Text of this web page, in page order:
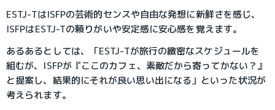
ESTJ-TはISFPの芸術的センスや自由な発想に新鮮さを感じ、
ISFPはESTJ-Tの頼りがいや安定感に安心感を覚えます。
あるあるとしては、「ESTJ-Tが旅行の緻密なスケジュールを
組むが、ISFPが『ここのカフェ、素敵だから寄ってかない？』
と提案し、結果的にそれが良い思い出になる」といった状況が
考えられます。